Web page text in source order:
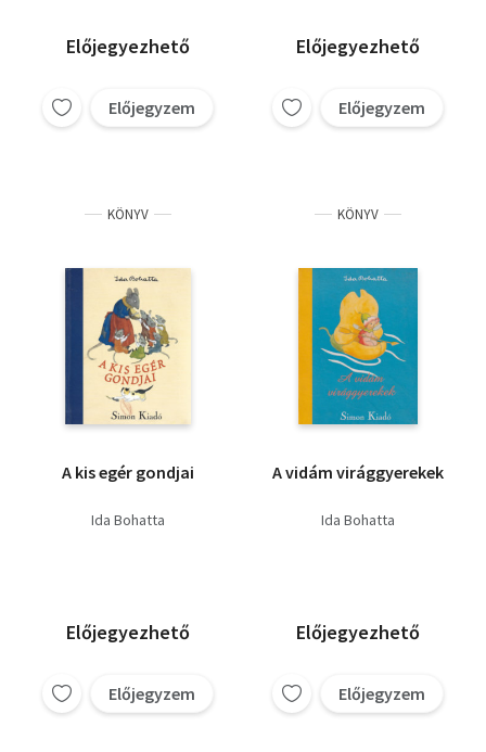
Előjegyezhető
Előjegyzem
Előjegyezhető
Előjegyzem
KÖNYV
A kis egér gondjai
Ida Bohatta
Előjegyezhető
Előjegyzem
KÖNYV
A vidám virággyerekek
Ida Bohatta
Előjegyezhető
Előjegyzem